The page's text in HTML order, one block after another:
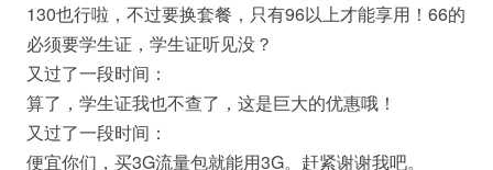
130也行啦，不过要换套餐，只有96以上才能享用！66的
必须要学生证，学生证听见没？
又过了一段时间：
算了，学生证我也不查了，这是巨大的优惠哦！
又过了一段时间：
便宜你们，买3G流量包就能用3G。赶紧谢谢我吧。